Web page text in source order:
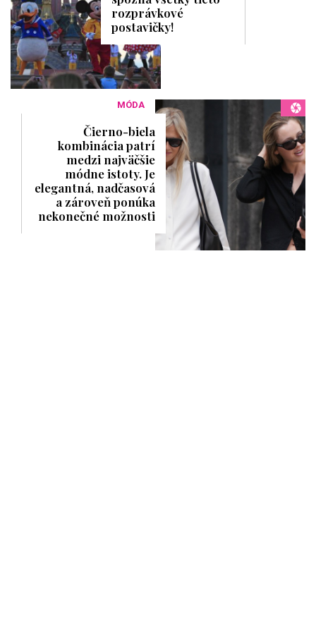
rozprávkové
postavičky!
MÓDA
Čierno-biela
kombinácia patrí
medzi najväčšie
módne istoty. Je
elegantná, nadčasová
a zároveň ponúka
nekonečné možnosti